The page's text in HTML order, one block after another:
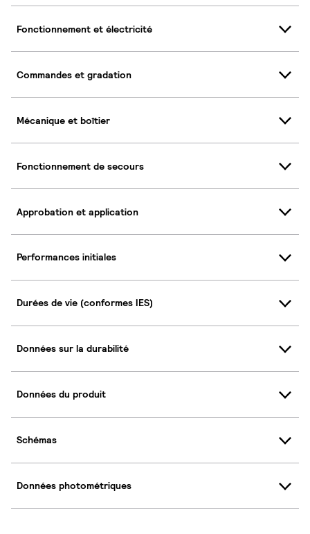
Fonctionnement et électricité
Commandes et gradation
Mécanique et boîtier
Fonctionnement de secours
Approbation et application
Performances initiales
Durées de vie (conformes IES)
Données sur la durabilité
Données du produit
Schémas
Données photométriques